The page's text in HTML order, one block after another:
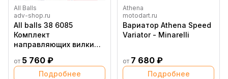
All Balls
adv-shop.ru
All balls 38 6085
Комплект
направляющих вилки
43152P) Showa 43C //
XRV750 88 03 // 38 6085
от 5 760 ₽
Подробнее
Athena
motodart.ru
Вариатор Athena Speed
Variator - Minarelli
от 7 680 ₽
Подробнее